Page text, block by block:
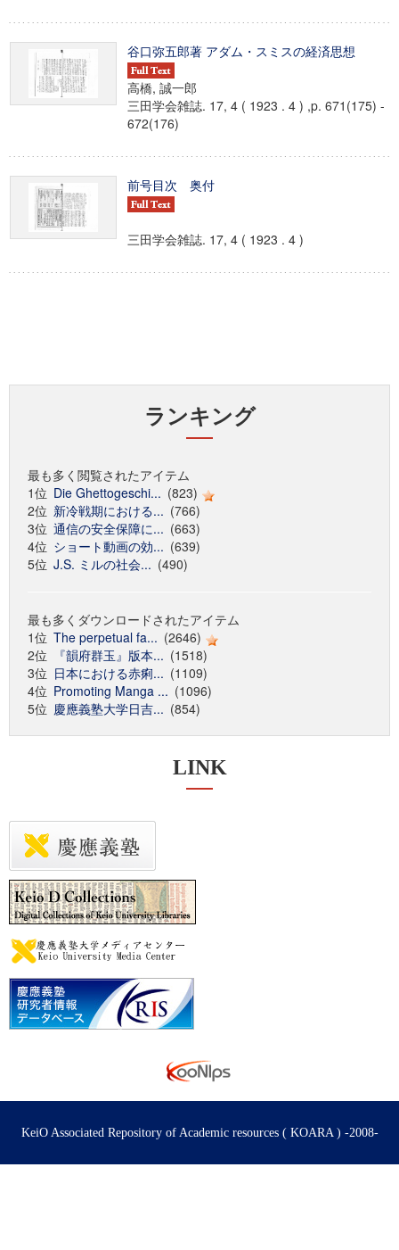
谷口弥五郎著 アダム・スミスの経済思想
高橋, 誠一郎
三田学会雑誌. 17, 4 ( 1923 . 4 ) ,p. 671(175) -
672(176)
前号目次 奥付
三田学会雑誌. 17, 4 ( 1923 . 4 )
ランキング
最も多く閲覧されたアイテム
1位 Die Ghettogeschi... (823)
2位 新冷戦期における... (766)
3位 通信の安全保障に... (663)
4位 ショート動画の効... (639)
5位 J.S. ミルの社会... (490)
最も多くダウンロードされたアイテム
1位 The perpetual fa... (2646)
2位
『韻府群玉』版本... (1518)
3位 日本における赤痢... (1109)
4位 Promoting Manga ... (1096)
5位 慶應義塾大学日吉... (854)
LINK
KeiO Associated Repository of Academic resources ( KOARA ) -2008-